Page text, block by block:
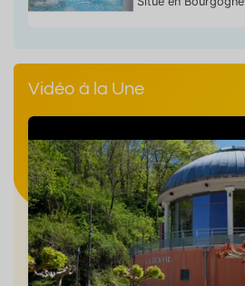
Vidéo à la Une